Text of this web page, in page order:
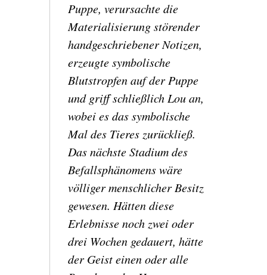
Puppe, verursachte die
Materialisierung störender
handgeschriebener Notizen,
erzeugte symbolische
Blutstropfen auf der Puppe
und griff schließlich Lou an,
wobei es das symbolische
Mal des Tieres zurückließ.
Das nächste Stadium des
Befallsphänomens wäre
völliger menschlicher Besitz
gewesen. Hätten diese
Erlebnisse noch zwei oder
drei Wochen gedauert, hätte
der Geist einen oder alle